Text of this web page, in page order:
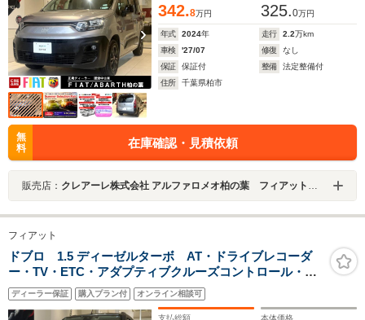
342.8万円 325.0万円
年式 2024年 走行 2.2万km
車検
'27/07 修復
なし
保証
保証付 整備
法定整備付
住所
千葉県柏市
無
料
在庫確認・見積依頼
販売店： クレアーレ株式会社 アルファロメオ柏の葉 フィアット／アバルト柏の葉
フィアット
ドブロ 1.5 ディーゼルターボ AT・ドライブレコーダ
ー・TV・ETC・アダプティブクルーズコントロール・レ
ーンキーピングアシスト
ディーラー保証 購入プラン付 オンライン相談可
支払総額 本体価格